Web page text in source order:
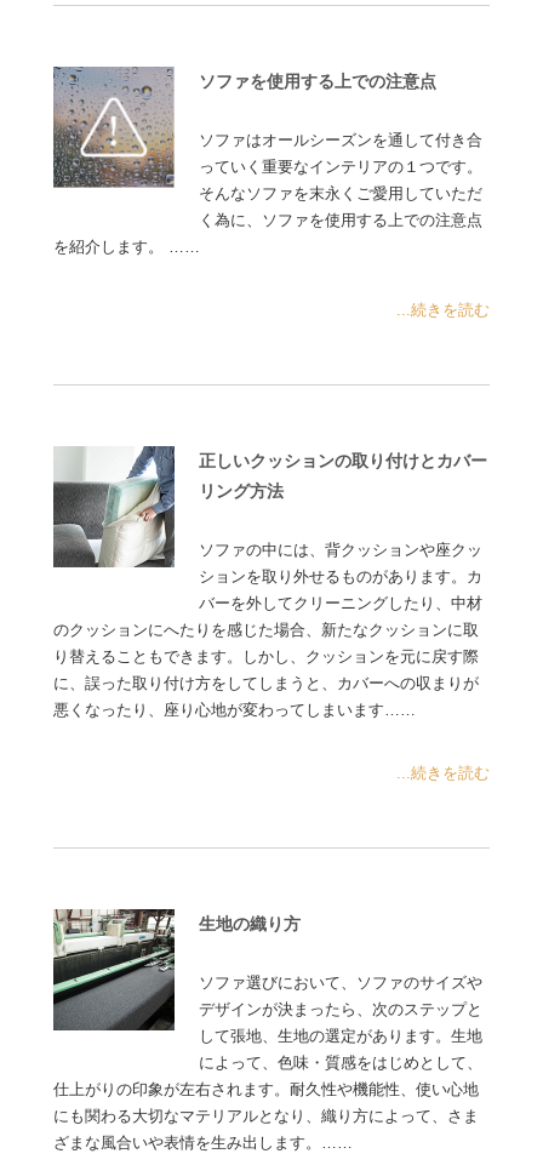
ソファを使用する上での注意点
ソファはオールシーズンを通して付き合
っていく重要なインテリアの１つです。
そんなソファを末永くご愛用していただ
く為に、ソファを使用する上での注意点
を紹介します。 ……
...続きを読む
正しいクッションの取り付けとカバー
リング方法
ソファの中には、背クッションや座クッ
ションを取り外せるものがあります。カ
バーを外してクリーニングしたり、中材
のクッションにへたりを感じた場合、新たなクッションに取
り替えることもできます。しかし、クッションを元に戻す際
に、誤った取り付け方をしてしまうと、カバーへの収まりが
悪くなったり、座り心地が変わってしまいます……
...続きを読む
生地の織り方
ソファ選びにおいて、ソファのサイズや
デザインが決まったら、次のステップと
して張地、生地の選定があります。生地
によって、色味・質感をはじめとして、
仕上がりの印象が左右されます。耐久性や機能性、使い心地
にも関わる大切なマテリアルとなり、織り方によって、さま
ざまな風合いや表情を生み出します。……